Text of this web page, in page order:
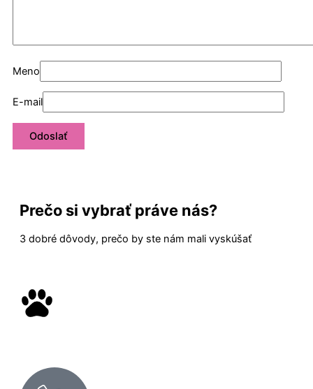
Meno
E-mail
Prečo si vybrať práve nás?
3 dobré dôvody, prečo by ste nám mali vyskúšať